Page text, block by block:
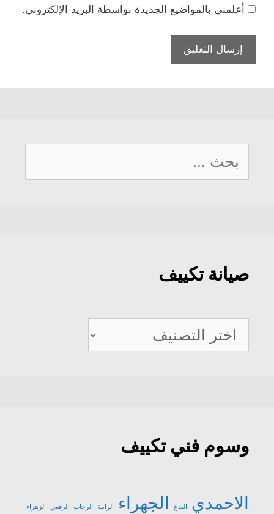
أعلمني بالمواضيع الجديدة بواسطة البريد الإلكتروني.
عن:
صيانة تكييف
صيانة
تكييف
وسوم فني تكييف
الاحمدي البدع الجهراء الرابية الرحاب الرقعي الزهراء